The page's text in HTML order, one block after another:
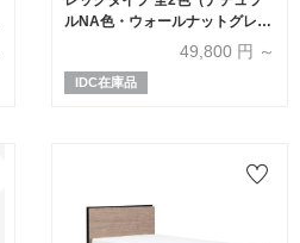
ルNA色・ウォールナットグレー
WNG色）全5サイズ49,800 円 ～
IDC在庫品